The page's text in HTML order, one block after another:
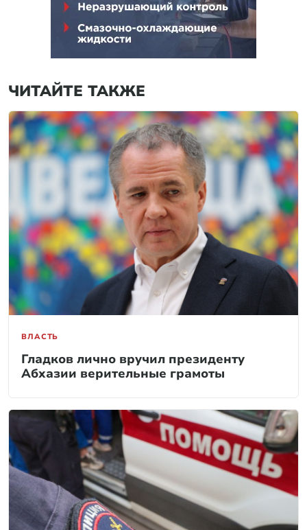
ЧИТАЙТЕ ТАКЖЕ
ВЛАСТЬ
Гладков лично вручил президенту
Абхазии верительные грамоты